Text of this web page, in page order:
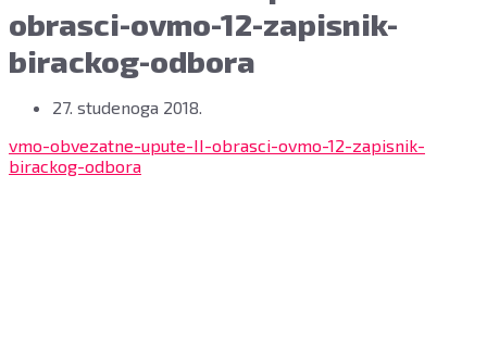
obrasci-ovmo-12-zapisnik-
birackog-odbora
27. studenoga 2018.
vmo-obvezatne-upute-II-obrasci-ovmo-12-zapisnik-
birackog-odbora